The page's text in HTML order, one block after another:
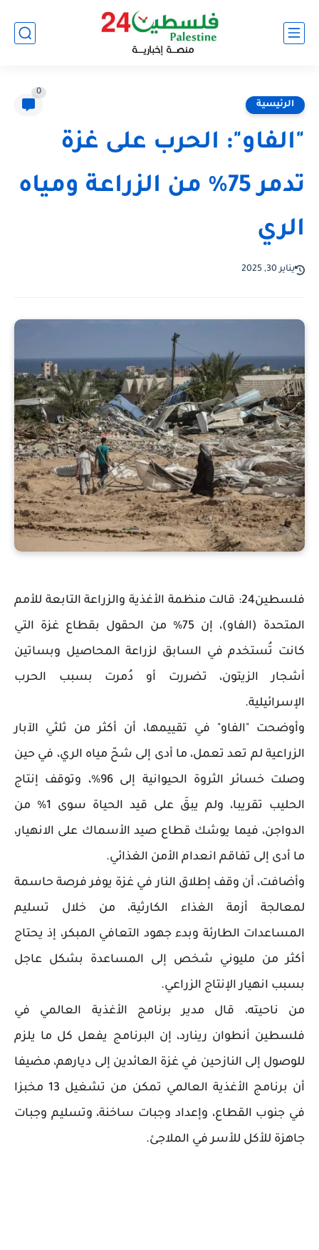
الرئيسية
0
"الفاو": الحرب على غزة
تدمر 75% من الزراعة ومياه
الري
يناير 30, 2025
فلسطين24: قالت منظمة الأغذية والزراعة التابعة للأمم
المتحدة (الفاو)، إن 75% من الحقول بقطاع غزة التي
كانت تُستخدم في السابق لزراعة المحاصيل وبساتين
أشجار الزيتون، تضررت أو دُمرت بسبب الحرب
الإسرائيلية.
وأوضحت "الفاو" في تقييمها، أن أكثر من ثلثي الآبار
الزراعية لم تعد تعمل، ما أدى إلى شحّ مياه الري، في حين
وصلت خسائر الثروة الحيوانية إلى 96%، وتوقف إنتاج
الحليب تقريبا، ولم يبقَ على قيد الحياة سوى 1% من
الدواجن، فيما يوشك قطاع صيد الأسماك على الانهيار،
ما أدى إلى تفاقم انعدام الأمن الغذائي.
وأضافت، أن وقف إطلاق النار في غزة يوفر فرصة حاسمة
لمعالجة أزمة الغذاء الكارثية، من خلال تسليم
المساعدات الطارئة وبدء جهود التعافي المبكر، إذ يحتاج
أكثر من مليوني شخص إلى المساعدة بشكل عاجل
بسبب انهيار الإنتاج الزراعي.
من ناحيته، قال مدير برنامج الأغذية العالمي في
فلسطين أنطوان رينارد، إن البرنامج يفعل كل ما يلزم
للوصول إلى النازحين في غزة العائدين إلى ديارهم، مضيفا
أن برنامج الأغذية العالمي تمكن من تشغيل 13 مخبزا
في جنوب القطاع، وإعداد وجبات ساخنة، وتسليم وجبات
جاهزة للأكل للأسر في الملاجئ.